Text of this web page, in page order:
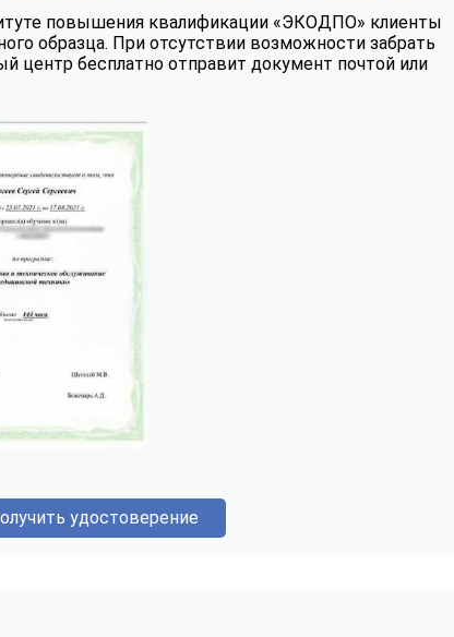
повышения квалификации «ЭКОДПО» клиенты
образца. При отсутствии возможности забрать
центр бесплатно отправит документ почтой или
удостоверение